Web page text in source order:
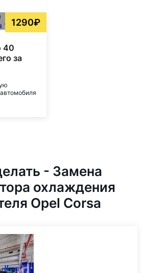
1290₽
40
за
- Замена
охлаждения
Opel Corsa